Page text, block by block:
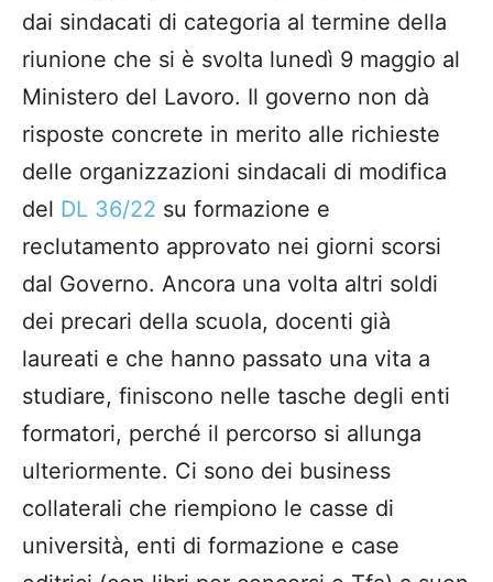
dai sindacati di categoria al termine della
riunione che si è svolta lunedì 9 maggio al
Ministero del Lavoro. Il governo non dà
risposte concrete in merito alle richieste
delle organizzazioni sindacali di modifica
del DL 36/22 su formazione e
reclutamento approvato nei giorni scorsi
dal Governo. Ancora una volta altri soldi
dei precari della scuola, docenti già
laureati e che hanno passato una vita a
studiare, finiscono nelle tasche degli enti
formatori, perché il percorso si allunga
ulteriormente. Ci sono dei business
collaterali che riempiono le casse di
università, enti di formazione e case